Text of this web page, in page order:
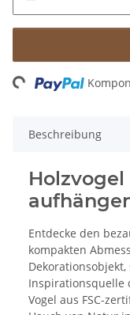
Beschreibung
Entdecke den
kompakten
Inspirationsquelle
Vogel aus FSC-